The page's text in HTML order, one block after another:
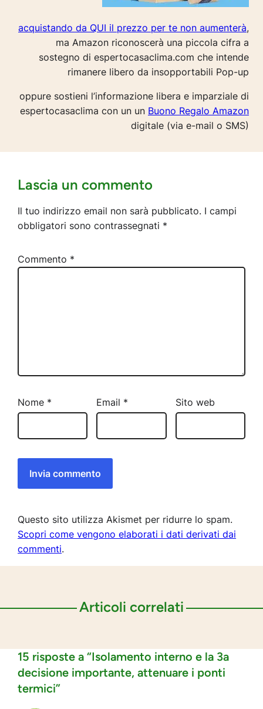
acquistando da QUI il prezzo per te non aumenterà,
ma Amazon riconoscerà una piccola cifra a
sostegno di espertocasaclima.com che intende
rimanere libero da insopportabili Pop-up
oppure sostieni l’informazione libera e imparziale di
espertocasaclima con un un Buono Regalo Amazon
digitale (via e-mail o SMS)
Lascia un commento
Il tuo indirizzo email non sarà pubblicato. I campi
obbligatori sono contrassegnati *
Commento *
Nome * Email * Sito web
Questo sito utilizza Akismet per ridurre lo spam.
Scopri come vengono elaborati i dati derivati dai
commenti.
Articoli correlati
15 risposte a “Isolamento interno e la 3a
decisione importante, attenuare i ponti
termici”